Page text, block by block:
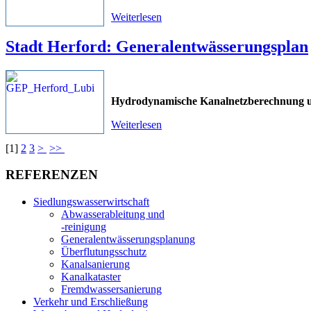
Weiterlesen
Stadt Herford: Generalentwässerungsplan
Hydrodynamische Kanalnetzberechnung
Weiterlesen
[1] 2 3 > >>
REFERENZEN
Siedlungswasserwirtschaft
Abwasserableitung und
-reinigung
Generalentwässerungsplanung
Überflutungsschutz
Kanalsanierung
Kanalkataster
Fremdwassersanierung
Verkehr und Erschließung